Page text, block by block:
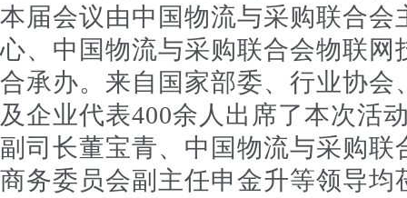
本届会议由中国物流与采购联合会
心、中国物流与采购联合会物联
合承办。来自国家部委、行业协
及企业代表400余人出席了本次活
副司长董宝青、中国物流与采购
商务委员会副主任申金升等领导